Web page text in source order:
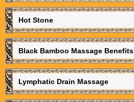
Hot Stone
Black Bamboo Massage Benefits
Lymphatic Drain Massage